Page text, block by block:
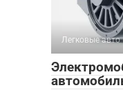
Легковые авто